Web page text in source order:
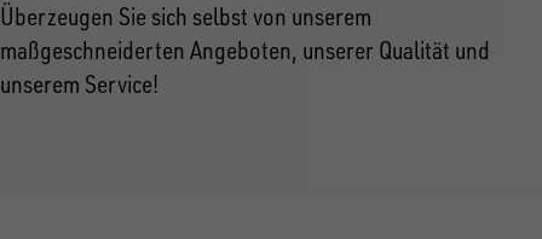
Überzeugen Sie sich selbst von unserem
maßgeschneiderten Angeboten, unserer Qualität und
unserem Service!